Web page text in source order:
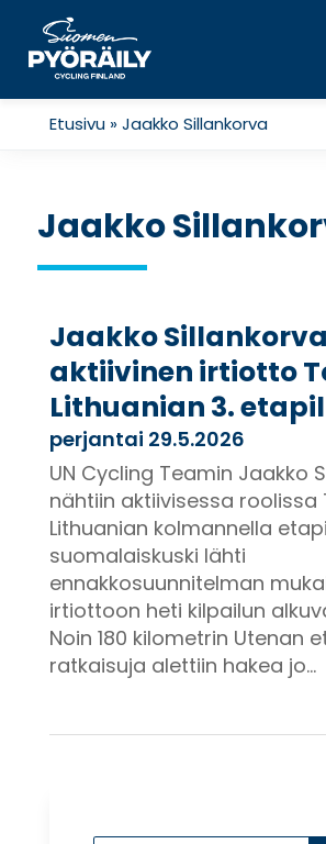
content
Etusivu»Jaakko Sillankorva
Jaakko
Jaakko
aktiivinen irtiotto
Lithuanian 3.
perjantai 29.5.2026
UN Cycling Teamin Jaakko
nähtiin aktiivisessa roolissa
Lithuanian kolmannella
suomalaiskuski lähti
ennakkosuunnitelman
irtiottoon heti kilpailun
Noin 180 kilometrin Utenan
ratkaisuja alettiin hakea jo...